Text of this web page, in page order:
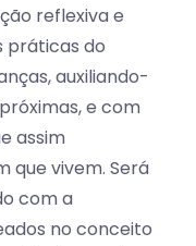
reflexiva e
práticas do
auxiliando-
e com
assim
que vivem. Será
com a
no conceito